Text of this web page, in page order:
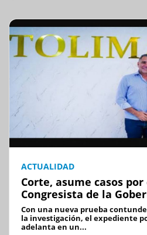
ACTUALIDAD
Corte, asume casos
Congresista de la
Con una nueva prueba
la investigación, el expediente
adelanta en un...